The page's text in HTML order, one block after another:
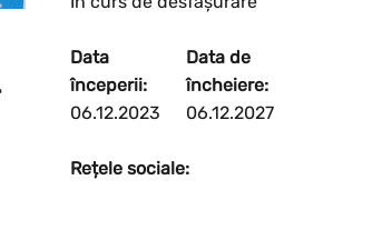
Data
începerii:
06.12.2023
Data de
încheiere:
06.12.2027
Rețele sociale: